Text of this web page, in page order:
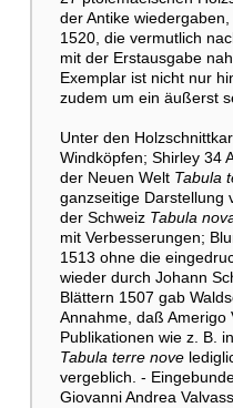
der Antike
1520, die vermutlich
mit der Erstausgabe
Exemplar ist nicht nur
zudem um ein äußerst
Unter den
Windköpfen; Shirley 34
der Neuen WeltTabula
ganzseitige Darstellung
der Schweiz Tabula
mit Verbesserungen;
1513 ohne die
wieder durch Johann
Blättern 1507 gab
Annahme, daß Amerigo
Publikationen wie z. B.
Tabula terre nove
vergeblich. -
Giovanni Andrea